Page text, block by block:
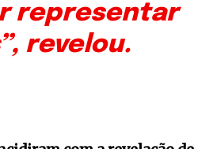
representar
revelou.